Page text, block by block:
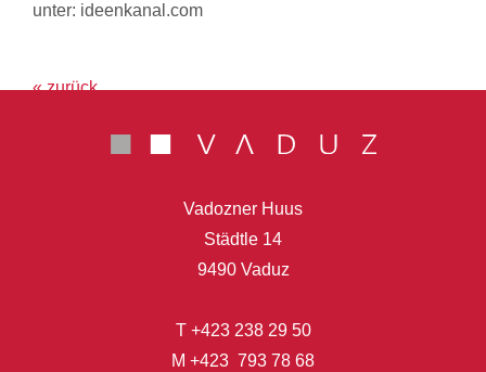
unter: ideenkanal.com
« zurück
Vadozner Huus
Städtle 14
9490 Vaduz
T +423 238 29 50
M +423 793 78 68